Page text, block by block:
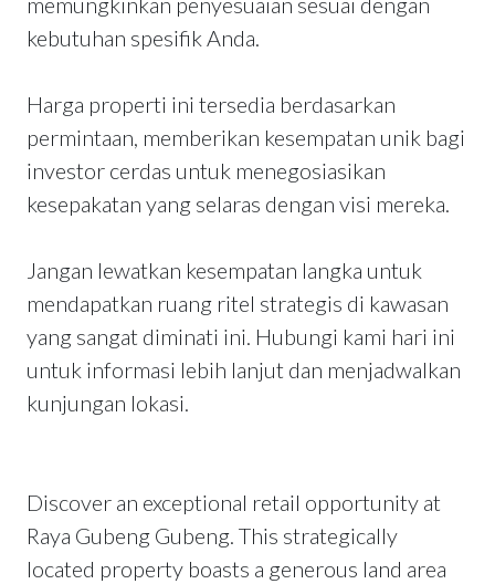
kebutuhan spesifik Anda.
Harga properti ini tersedia berdasarkan
permintaan, memberikan kesempatan unik bagi
investor cerdas untuk menegosiasikan
kesepakatan yang selaras dengan visi mereka.
Jangan lewatkan kesempatan langka untuk
mendapatkan ruang ritel strategis di kawasan
yang sangat diminati ini. Hubungi kami hari ini
untuk informasi lebih lanjut dan menjadwalkan
kunjungan lokasi.
Discover an exceptional retail opportunity at
Raya Gubeng Gubeng. This strategically
located property boasts a generous land area